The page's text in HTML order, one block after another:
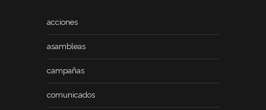
acciones
asambleas
campañas
comunicados